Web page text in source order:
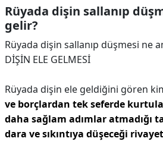
Rüyada dişin sallanıp
gelir?
Rüyada dişin sallanıp düşmesi ne
DİŞİN ELE GELMESİ
Rüyada dişin ele geldiğini gören
ve borçlardan tek seferde
daha sağlam adımlar atmadığı
dara ve sıkıntıya düşeceği